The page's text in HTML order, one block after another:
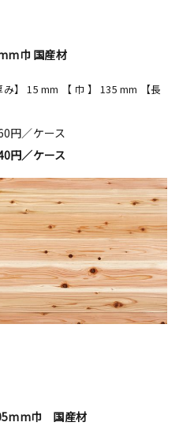
巾 国産材
み】 15 mm 【 巾 】 135 mm 【長
円／ケース
円／ケース
巾 国産材